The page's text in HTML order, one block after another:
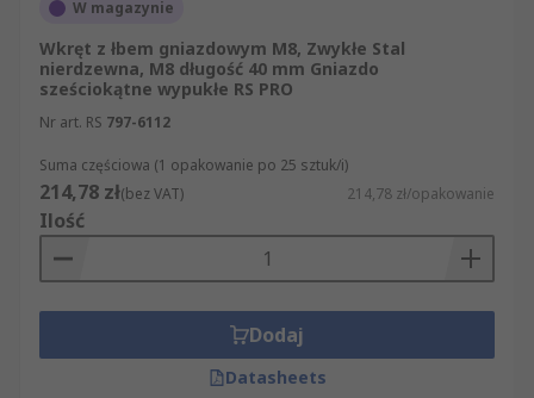
W magazynie
Wkręt z łbem gniazdowym M8, Zwykłe Stal
nierdzewna, M8 długość 40 mm Gniazdo
sześciokątne wypukłe RS PRO
Nr art. RS 797-6112
Suma częściowa (1 opakowanie po 25 sztuk/i)
214,78 zł(bez VAT) 214,78 zł/opakowanie
Ilość
Dodaj
Datasheets